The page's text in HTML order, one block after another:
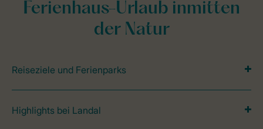
Ferienhaus-Urlaub inmitten
der Natur
Reiseziele und Ferienparks
Highlights bei Landal